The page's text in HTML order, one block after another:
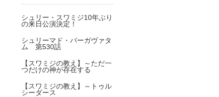
シュリー・スワミジ10年ぶり
の来日公演決定！
シュリーマド・バーガヴァタ
ム 第530話
【スワミジの教え】～ただ一
つだけの神が存在する
【スワミジの教え】～トゥル
シーダース